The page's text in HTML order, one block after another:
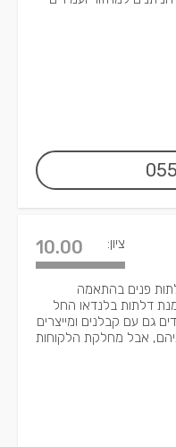
ציון: 10.00
פנים בהתאמה
דלתות בלנדאו החל
גם עם קבלנים ומייצרים
אבל מחלקת הלקוחות